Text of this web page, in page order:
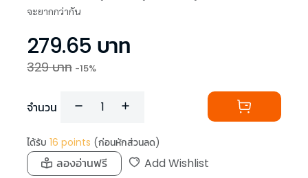
จะยากกว่ากัน
279.65 บาท
329บาท -15%
จำนวน
ได้รับ 16 points (ก่อนหักส่วนลด)
ลองอ่านฟรี Add Wishlist